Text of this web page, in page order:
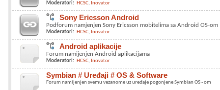
Moderatori: HCSC Inovator
Sony Ericsson Android
Podforum namjenjen Sony Ericsson mobitelima sa Android OS-om
Moderatori: HCSC Inovator
Android aplikacije
Forum namijenjen Android aplikacijama
Moderatori: HCSC Inovator
Symbian # Uređaji # OS & Software
Forum namijenjen svemu vezanome uz uređaje pogonjene Symbian OS - om